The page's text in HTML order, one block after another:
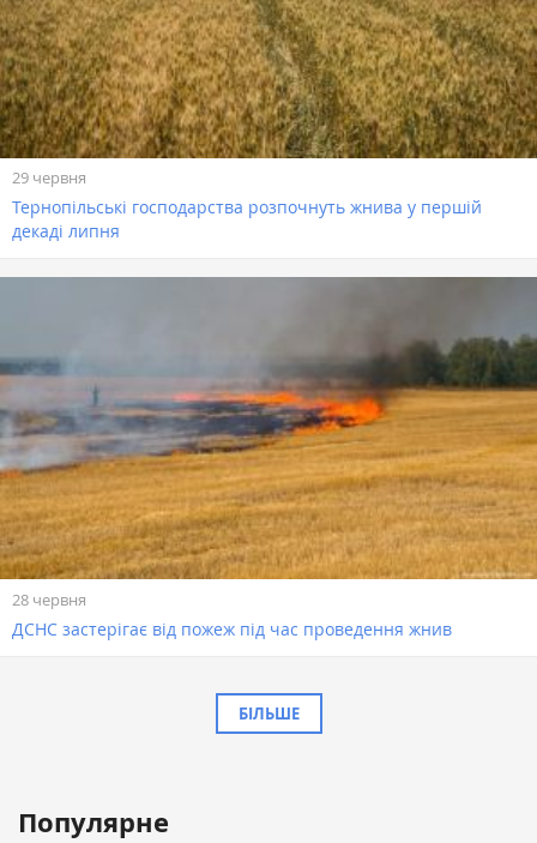
29 червня
Тернопільські господарства розпочнуть жнива у першій
декаді липня
28 червня
ДСНС застерігає від пожеж під час проведення жнив
БІЛЬШЕ
Популярне